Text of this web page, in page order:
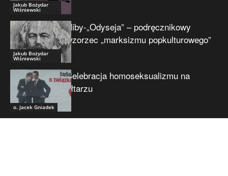
Jakub Bożydar
Wiśniewski
Jakub Bożydar
Wiśniewski
Niby-„Odyseja” – podręcznikowy
wzorzec „marksizmu popkulturowego”
o. Jacek Gniadek
Celebracja homoseksualizmu na
ołtarzu